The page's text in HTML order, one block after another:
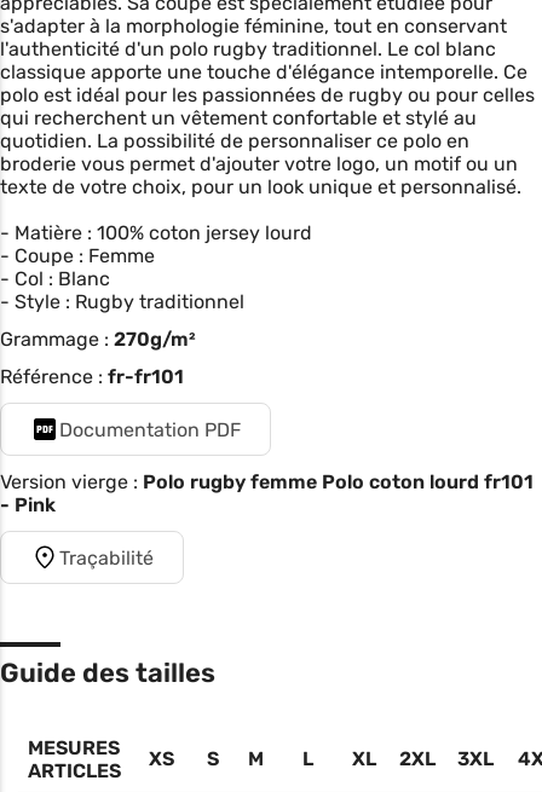
s'adapter à la morphologie féminine, tout en conservant
l'authenticité d'un polo rugby traditionnel. Le col blanc
classique apporte une touche d'élégance intemporelle. Ce
polo est idéal pour les passionnées de rugby ou pour celles
qui recherchent un vêtement confortable et stylé au
quotidien. La possibilité de personnaliser ce polo en
broderie vous permet d'ajouter votre logo, un motif ou un
texte de votre choix, pour un look unique et personnalisé.
- Matière : 100% coton jersey lourd
- Coupe : Femme
- Col : Blanc
- Style : Rugby traditionnel
Grammage : 270g/m²
Référence : fr-fr101
Documentation PDF
Version vierge : Polo rugby femme Polo coton lourd fr101
- Pink
Traçabilité
Guide des tailles
MESURES
ARTICLES
XS S M L XL 2XL 3XL